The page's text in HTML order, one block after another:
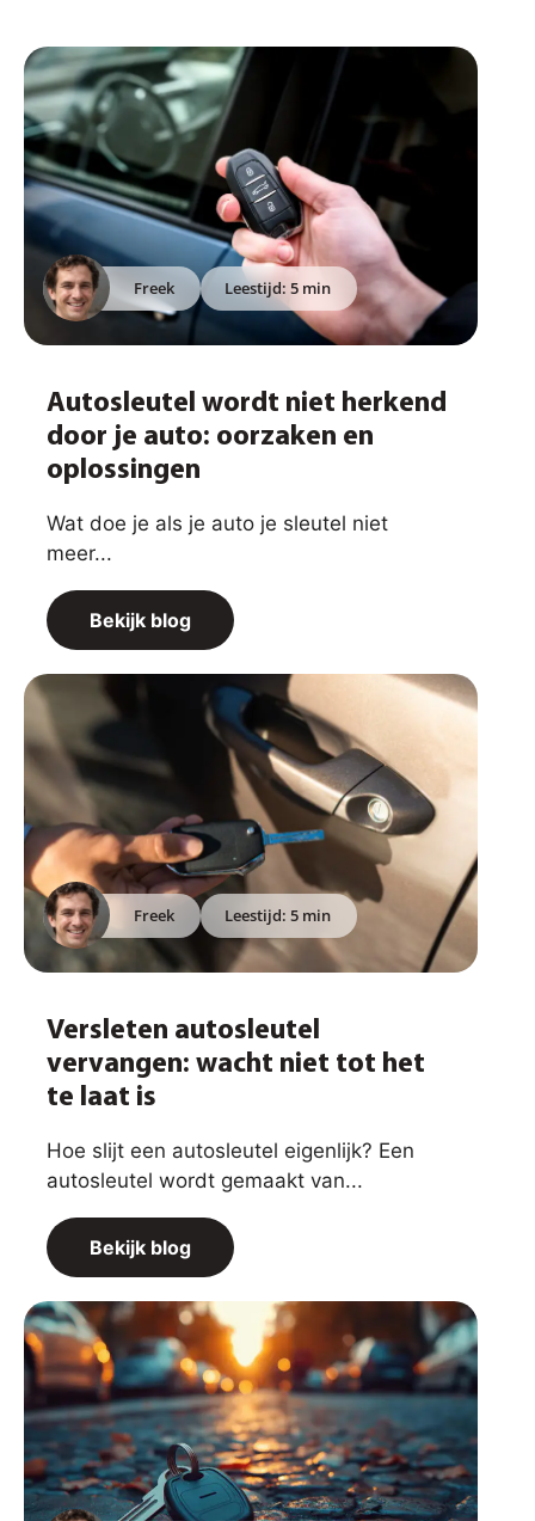
Freek Leestijd: 5 min
Autosleutel wordt niet herkend
door je auto: oorzaken en
oplossingen
Wat doe je als je auto je sleutel niet
meer...
Bekijk blog
Freek Leestijd: 5 min
Versleten autosleutel
vervangen: wacht niet tot het
te laat is
Hoe slijt een autosleutel eigenlijk? Een
autosleutel wordt gemaakt van...
Bekijk blog